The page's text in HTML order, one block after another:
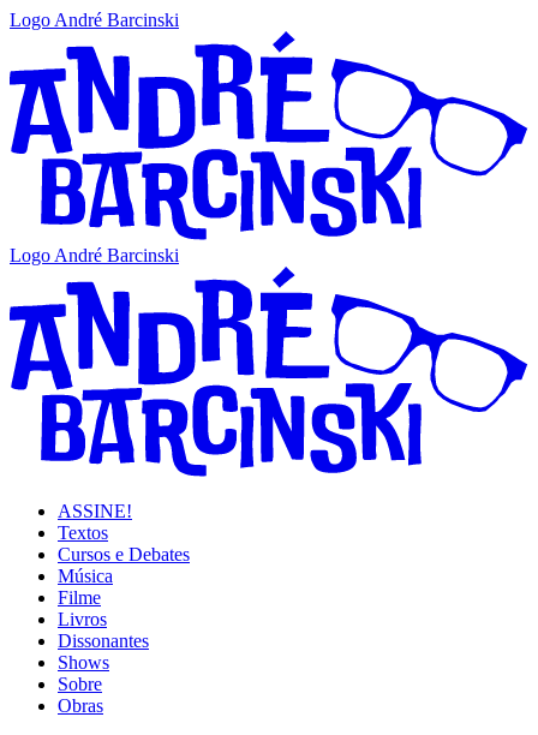
Logo André Barcinski
Logo André Barcinski
ASSINE!
Textos
Cursos e Debates
Música
Filme
Livros
Dissonantes
Shows
Sobre
Obras